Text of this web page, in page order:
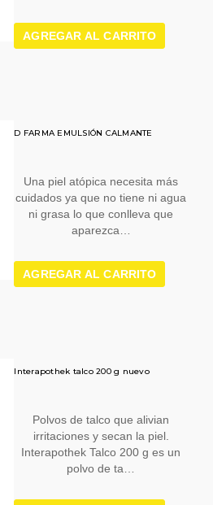
AGREGAR AL CARRITO
D FARMA EMULSIÓN CALMANTE
Una piel atópica necesita más
cuidados ya que no tiene ni agua
ni grasa lo que conlleva que
aparezca…
AGREGAR AL CARRITO
Interapothek talco 200 g nuevo
Polvos de talco que alivian
irritaciones y secan la piel.
Interapothek Talco 200 g es un
polvo de ta…